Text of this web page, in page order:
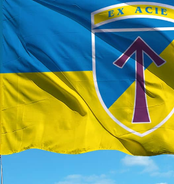
ПРАПОРИ КРАЇН СВІТУ
ПРАПОРИ МІСТ ТА СІЛ
УКРАЇНИ
ІСТОРИЧНІ ПРАПОРИ
ПІРАТСЬКІ ПРАПОРИ
АКСЕСУАРИ ТА
СУВЕНІРИ